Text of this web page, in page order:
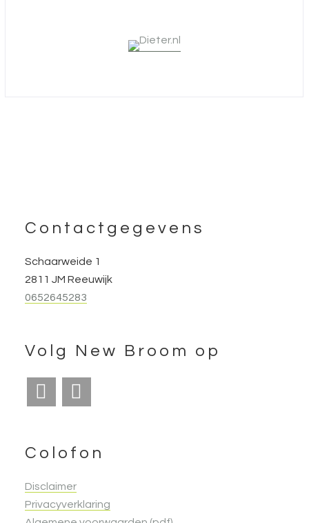
Footer
Contactgegevens
Schaarweide 1
2811 JM Reeuwijk
0652645283
Volg New Broom op
Colofon
Disclaimer
Privacyverklaring